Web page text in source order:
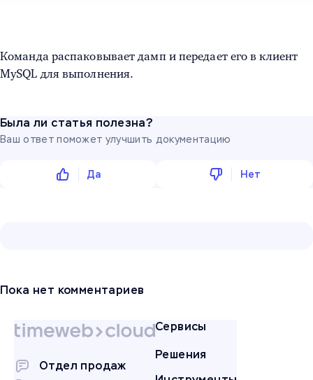
Команда распаковывает дамп и передает его в клиент
MySQL для выполнения.
Была ли статья полезна?
Ваш ответ поможет улучшить документацию
Да Нет
Пока нет комментариев
Отдел продаж
Сервисы
Решения